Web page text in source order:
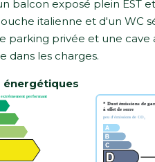
balcon exposé plein EST
italienne et d'un WC
parking privée et une
dans les charges.
énergétiques